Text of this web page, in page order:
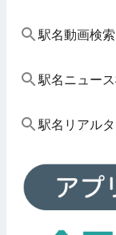
駅名動画検索
駅名ニュース
駅名リアルタ